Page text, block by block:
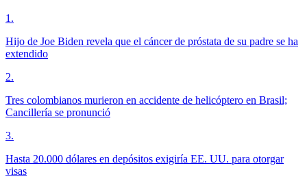
1 .
Hijo de Joe Biden revela que el cáncer de próstata de su padre se ha
extendido
2.
Tres colombianos murieron en accidente de helicóptero en Brasil;
Cancillería se pronunció
3.
Hasta 20.000 dólares en depósitos exigiría EE. UU. para otorgar
visas